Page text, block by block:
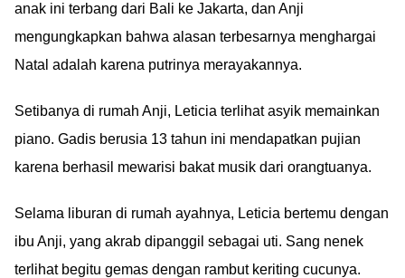
anak ini terbang dari Bali ke Jakarta, dan Anji
mengungkapkan bahwa alasan terbesarnya menghargai
Natal adalah karena putrinya merayakannya.
Setibanya di rumah Anji, Leticia terlihat asyik memainkan
piano. Gadis berusia 13 tahun ini mendapatkan pujian
karena berhasil mewarisi bakat musik dari orangtuanya.
Selama liburan di rumah ayahnya, Leticia bertemu dengan
ibu Anji, yang akrab dipanggil sebagai uti. Sang nenek
terlihat begitu gemas dengan rambut keriting cucunya.